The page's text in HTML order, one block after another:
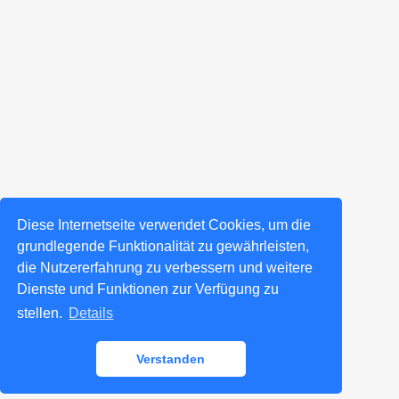
Diese Internetseite verwendet Cookies, um die
grundlegende Funktionalität zu gewährleisten,
die Nutzererfahrung zu verbessern und weitere
Dienste und Funktionen zur Verfügung zu
stellen. Details
Verstanden